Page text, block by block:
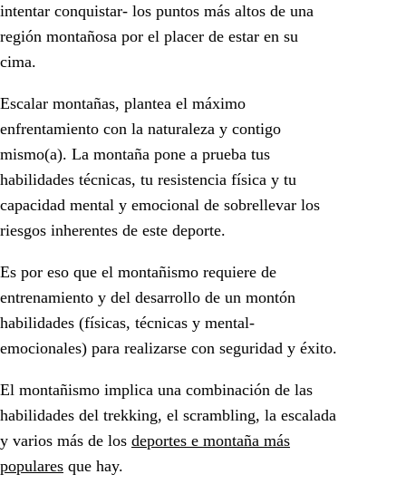
intentar conquistar- los puntos más altos de una
región montañosa por el placer de estar en su
cima.
Escalar montañas, plantea el máximo
enfrentamiento con la naturaleza y contigo
mismo(a). La montaña pone a prueba tus
habilidades técnicas, tu resistencia física y tu
capacidad mental y emocional de sobrellevar los
riesgos inherentes de este deporte.
Es por eso que el montañismo requiere de
entrenamiento y del desarrollo de un montón
habilidades (físicas, técnicas y mental-
emocionales) para realizarse con seguridad y éxito.
El montañismo implica una combinación de las
habilidades del trekking, el scrambling, la escalada
y varios más de los deportes e montaña más
populares que hay.